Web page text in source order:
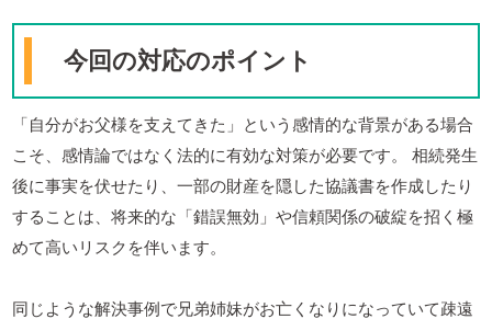
今回の対応のポイント
「自分がお父様を支えてきた」という感情的な背景がある場合
こそ、感情論ではなく法的に有効な対策が必要です。 相続発生
後に事実を伏せたり、一部の財産を隠した協議書を作成したり
することは、将来的な「錯誤無効」や信頼関係の破綻を招く極
めて高いリスクを伴います。
同じような解決事例で兄弟姉妹がお亡くなりになっていて疎遠